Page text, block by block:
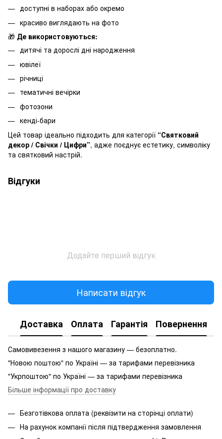
доступні в наборах або окремо
красиво виглядають на фото
🎁 Де використовуються:
дитячі та дорослі дні народження
ювілеї
річниці
тематичні вечірки
фотозони
кенді-бари
Цей товар ідеально підходить для категорії “Святковий
декор / Свічки / Цифри”, адже поєднує естетику, символіку
та святковий настрій.
Відгуки
Додайте перший відгук
Написати відгук
Доставка Оплата Гарантія Повернення
Самовивезення з нашого магазину — безоплатно.
"Новою поштою" по Україні — за тарифами перевізника
"Укрпоштою" по Україні — за тарифами перевізника
Більше інформації про доставку
Безготівкова оплата (реквізити на сторінці оплати)
На рахунок компанії після підтвердження замовлення